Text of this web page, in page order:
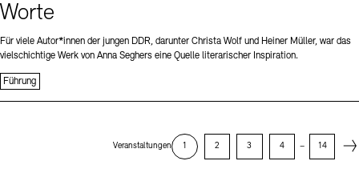
Worte
Für viele Autor*innen der jungen DDR, darunter Christa Wolf und Heiner Müller, war das
vielschichtige Werk von Anna Seghers eine Quelle literarischer Inspiration.
Führung
Veranstaltungen 1 2 3 4 – 14